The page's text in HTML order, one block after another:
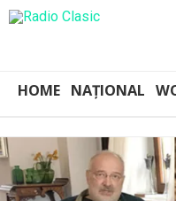
HOME NAȚIONAL